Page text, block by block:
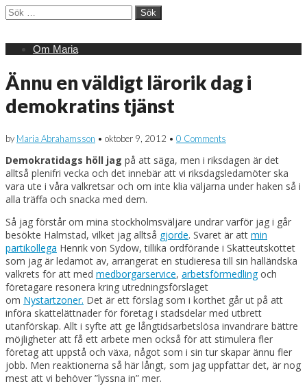
Sök
efter:
Main
Skip
content
Om Maria
Ännu en väldigt lärorik dag i
demokratins tjänst
by Maria Abrahamsson • oktober 9, 2012 • 0 Comments
Demokratidags höll jag på att säga, men i riksdagen är det
alltså plenifri vecka och det innebär att vi riksdagsledamöter ska
vara ute i våra valkretsar och om inte klia väljarna under haken så i
alla träffa och snacka med dem.
Så jag förstår om mina stockholmsväljare undrar varför jag i går
besökte Halmstad, vilket jag alltså gjorde. Svaret är att min
partikollega Henrik von Sydow, tillika ordförande i Skatteutskottet
som jag är ledamot av, arrangerat en studieresa till sin halländska
valkrets för att med medborgarservice, arbetsförmedlingoch
företagare resonera kring utredningsförslaget
om Nystartzoner. Det är ett förslag som i korthet går ut på att
införa skattelättnader för företag i stadsdelar med utbrett
utanförskap. Allt i syfte att ge långtidsarbetslösa invandrare bättre
möjligheter att få ett arbete men också för att stimulera fler
företag att uppstå och växa, något som i sin tur skapar ännu fler
jobb. Men reaktionerna så här långt, som jag uppfattar det, är nog
mest att vi behöver ”lyssna in” mer.